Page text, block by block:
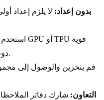
بدون إعداد: لا يلزم إعداد
دون الحاجة إلى أجهزة باهظة الثمن.
التعاون: شارك دفاتر